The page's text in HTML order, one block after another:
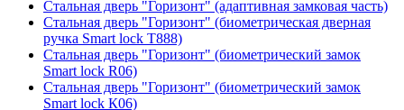
Стальная дверь "Горизонт" (адаптивная замковая часть)
Стальная дверь "Горизонт" (биометрическая дверная
ручка Smart lock T888)
Стальная дверь "Горизонт" (биометрический замок
Smart lock R06)
Стальная дверь "Горизонт" (биометрический замок
Smart lock К06)